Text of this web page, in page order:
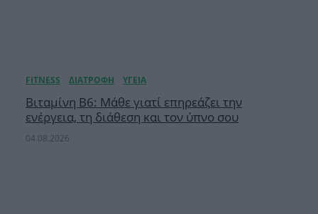
Βιταμίνη B6: Μάθε γιατί επηρεάζει την
ενέργεια, τη διάθεση και τον ύπνο σου
04.08.2026